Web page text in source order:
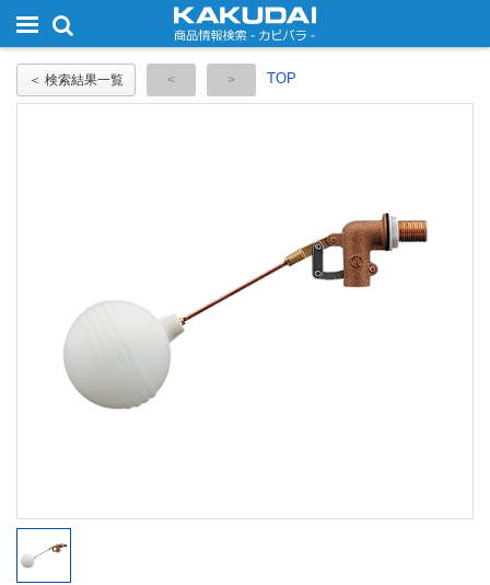
＜ 検索結果一覧 TOP